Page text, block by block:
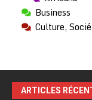
Business
Culture,
ARTICLES